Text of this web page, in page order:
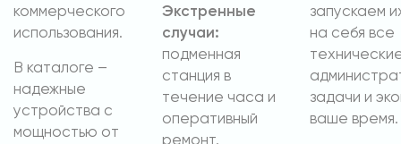
коммерческого
использования.
В каталоге –
надежные
устройства с
мощностью от
Экстренные
случаи:
подменная
станция в
течение часа и
оперативный
запускаем
на себя все
задачи и
ваше время.